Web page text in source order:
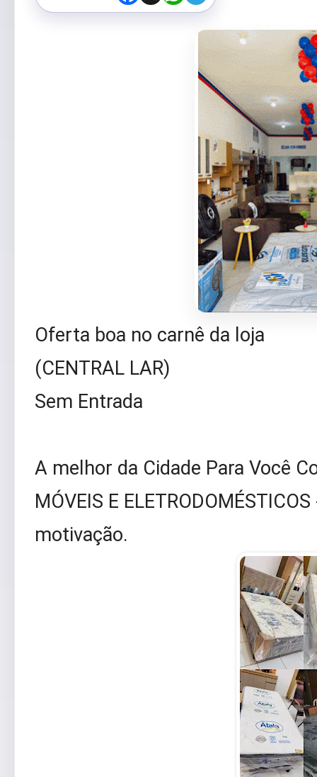
a
h
e
e
g
r
a
m
Oferta boa no carnê da loja
(CENTRAL LAR)
Sem Entrada
A melhor da Cidade Para Você
MÓVEIS E
motivação.